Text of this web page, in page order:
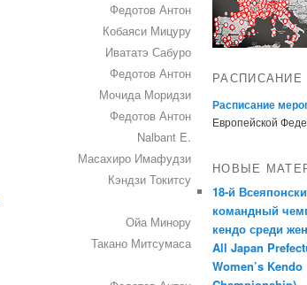
Федотов Антон
Кобаяси Мицуру
Ивататэ Сабуро
Федотов Антон
Мочида Моридзи
Федотов Антон
Nalbant E.
Масахиро Имафудзи
Кэндзи Токитсу
Ойа Минору
Такано Митсумаса
РАСПИСАНИЕ
Расписание
Европейской
НОВЫЕ
18-й
командный
кендо среди
All Japan
Women’s Kendo